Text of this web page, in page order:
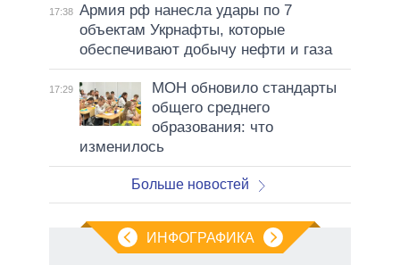
17:38 Армия рф нанесла удары по 7
объектам Укрнафты, которые
обеспечивают добычу нефти и газа
17:29
МОН обновило стандарты
общего среднего
образования: что
изменилось
Больше новостей
ИНФОГРАФИКА